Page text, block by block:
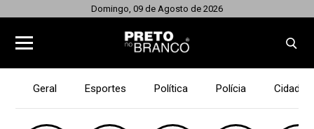
Domingo, 09 de Agosto de 2026
Geral Esportes Política Polícia Cidades